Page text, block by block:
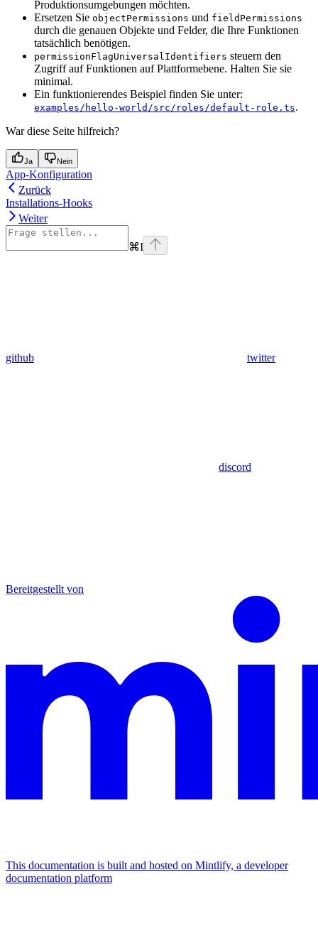
Produktionsumgebungen möchten.
Ersetzen Sie objectPermissions und fieldPermissions
durch die genauen Objekte und Felder, die Ihre Funktionen
tatsächlich benötigen.
permissionFlagUniversalIdentifiers steuern den
Zugriff auf Funktionen auf Plattformebene. Halten Sie sie
minimal.
Ein funktionierendes Beispiel finden Sie unter:
examples/hello-world/src/roles/default-role.ts.
War diese Seite hilfreich?
Ja Nein
App-Konfiguration
Zurück
Installations-Hooks
Weiter
⌘I
github twitter
discord
Bereitgestellt von
This documentation is built and hosted on Mintlify, a developer
documentation platform